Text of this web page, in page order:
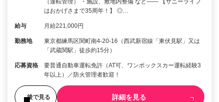
（運転管理） ・施設、敷地内整備 など―― 【サニーライフ
はおかげさまで35周年！】 ◎…
給与 月給221,000円
勤務地
東京都練馬区関町南4-20-16（西武新宿線「東伏見駅」又は
「武蔵関駅」徒歩約15分）
応募資格
要普通自動車運転免許（AT可、ワンボックスカー運転経験3
年以上）／防火管理者歓迎！
後で見る 詳細を見る